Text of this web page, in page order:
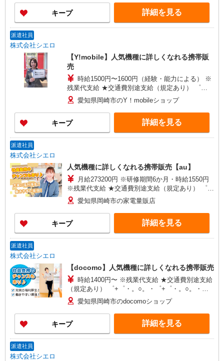
ィブ支給(規定有) ★月2回払い・週払い可能（規程
有）★ ゜・。○。・゜+゜・。○。・゜+゜
キープ 詳細を見る
派遣社員
株式会社シエロ
【Y!mobile】人気機種に詳しくなれる携帯販
売
時給1500円〜1600円（経験・能力による） ※
残業代支給 ★交通費別途支給（規定あり） ゜
+゜・。○。・゜+゜・。○。・゜+゜ 入社祝い金10
万円支給(規定有) お友達を紹介頂くと, インセンテ
ィブ支給(規定有) ★月2回払い・週払い可能（規程
有）★ ゜・。○。・゜+゜・。○。・゜+゜
愛知県岡崎市のY！mobileショップ
キープ 詳細を見る
派遣社員
株式会社シエロ
人気機種に詳しくなれる携帯販売【au】
月給273200円 ※研修期間6か月・時給1550円
※残業代支給 ★交通費別途支給（規定あり） ゜
+゜・。○。・゜+゜・。○。・゜+゜ 入社祝い金10
万円支給(規定有) お友達を紹介頂くと, インセンテ
ィブ支給(規定有) ゜・。○。・゜+゜・。○。・゜
+゜
愛知県岡崎市の家電量販店
キープ 詳細を見る
派遣社員
株式会社シエロ
【docomo】人気機種に詳しくなれる携帯販売
時給1400円〜 ※残業代支給 ★交通費別途支給
（規定あり） ゜+゜・。○。・゜+゜・。○。・゜
+゜ 入社祝い金10万円支給(規定有) お友達を紹介
頂くと, インセンティブ支給(規定有) ★月2回払
い・週払い可能（規程有）★ ゜・。○。・゜
+゜・。○。・゜+゜
愛知県岡崎市のdocomoショップ
キープ 詳細を見る
派遣社員
株式会社シエロ